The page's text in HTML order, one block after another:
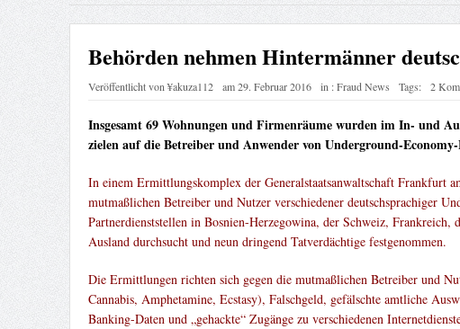
Behörden nehmen Hintermänner
Veröffentlicht von¥akuza112 am29. Februar 2016 in :Fraud News Tags: 2
Insgesamt 69 Wohnungen und Firmenräume wurden im In- und
zielen auf die Betreiber und Anwender von Underground-
In einem Ermittlungskomplex der Generalstaatsanwaltschaft
mutmaßlichen Betreiber und Nutzer verschiedener deutschsprachiger
Partnerdienststellen in Bosnien-Herzegowina, der Schweiz,
Ausland durchsucht und neun dringend Tatverdächtige festgenommen.
Die Ermittlungen richten sich gegen die mutmaßlichen Betreiber und
Cannabis, Amphetamine, Ecstasy), Falschgeld, gefälschte amtliche
Banking-Daten und „gehackte“ Zugänge zu verschiedenen